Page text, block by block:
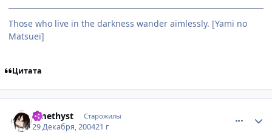
Those who live in the darkness wander aimlessly. [Yami no
Matsuei]
Цитата
Amethyst Старожилы
29 Декабря, 200421 г